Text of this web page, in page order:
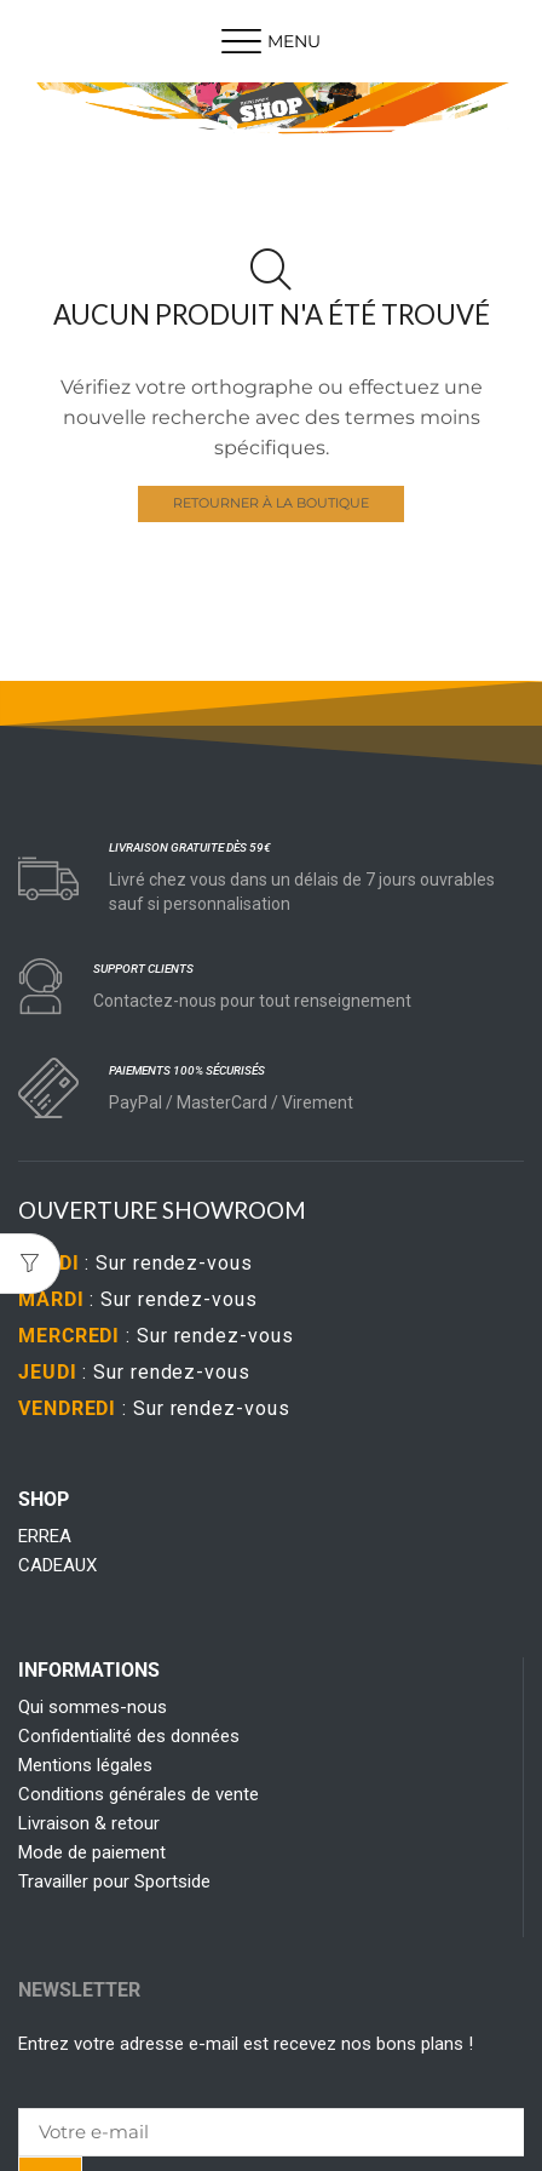
MENU
AUCUN PRODUIT N'A ÉTÉ TROUVÉ
Vérifiez votre orthographe ou effectuez une
nouvelle recherche avec des termes moins
spécifiques.
RETOURNER À LA BOUTIQUE
LIVRAISON GRATUITE DÈS 59€
Livré chez vous dans un délais de 7 jours ouvrables
sauf si personnalisation
SUPPORT CLIENTS
Contactez-nous pour tout renseignement
PAIEMENTS 100% SÉCURISÉS
PayPal / MasterCard / Virement
OUVERTURE SHOWROOM
LUNDI : Sur rendez-vous
MARDI: Sur rendez-vous
MERCREDI : Sur rendez-vous
JEUDI : Sur rendez-vous
VENDREDI : Sur rendez-vous
SHOP
ERREA
CADEAUX
INFORMATIONS
Qui sommes-nous
Confidentialité des données
Mentions légales
Conditions générales de vente
Livraison & retour
Mode de paiement
Travailler pour Sportside
NEWSLETTER
Entrez votre adresse e-mail est recevez nos bons plans !